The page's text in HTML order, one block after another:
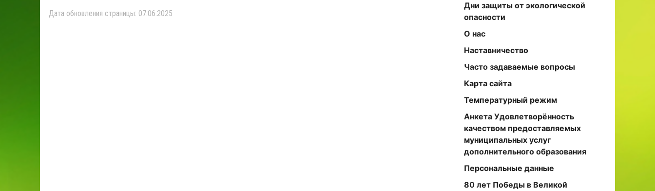
Дата обновления страницы: 07.06.2025
Дни защиты от экологической
опасности
О нас
Наставничество
Часто задаваемые вопросы
Карта сайта
Температурный режим
Анкета Удовлетворённость
качеством предоставляемых
муниципальных услуг
дополнительного образования
Персональные данные
80 лет Победы в Великой